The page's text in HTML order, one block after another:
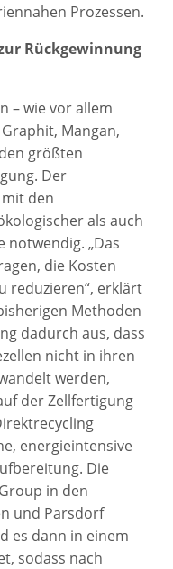
Prozessen.
Rückgewinnung
– wie vor allem
Mangan,
größten
Der
den
als auch
notwendig. „Das
die Kosten
reduzieren“, erklärt
Methoden
dadurch aus, dass
nicht in ihren
werden,
der Zellfertigung
energieintensive
Die
in den
und Parsdorf
es dann in einem
sodass nach